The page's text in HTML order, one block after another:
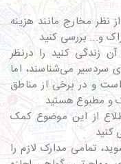
نظر مخارج مانند هزینه
و... بررسی کنید
زندگی کنید را درنظر
سردسیر می‌شناسند، اما
که این کشور 4 فصل است و در برخی از مناطق
و مطبوع هستید
از این موضوع کمک
کنید
تمامی مدارک لازم را